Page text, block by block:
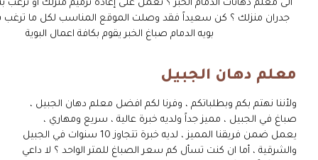
معلم دهان الجبيل
ولأننا نهتم بكم وبطلباتكم ، وفرنا لكم افضل معلم دهان الجبيل ،
صباغ في الجبيل ، مميز جداً ولديه خبرة عالية ، سريع ومهاري ،
يعمل ضمن فريقنا المميز ، لديه خبرة تتجاوز 10 سنوات في الجبيل
والشرقية ، أما ان كنت تسأل كم سعر الصباغ للمتر الواحد ؟ لا داعي